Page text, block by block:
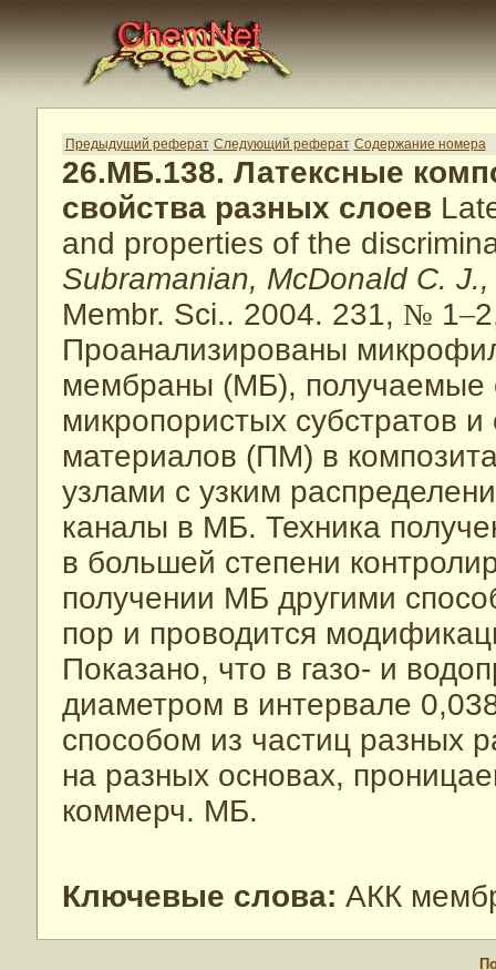
Предыдущий реферат Следующий реферат Содержание номера
26.МБ.138. Латексные
свойства разных слоев
and properties of the
Subramanian, McDonald C.
Membr. Sci.. 2004. 231, № 1–
Проанализированы
мембраны (МБ), получаемые
микропористых субстратов
материалов (ПМ) в
узлами с узким
каналы в МБ. Техника
в большей степени
получении МБ другими
пор и проводится
Показано, что в газо- и
диаметром в интервале
способом из частиц разных
на разных основах,
коммерч. МБ.
Ключевые слова: АКК